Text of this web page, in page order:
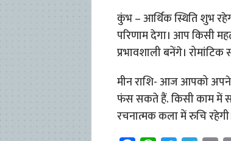
कुंभ – आर्थिक स्थिति शुभ
परिणाम देगा। आप किसी
प्रभावशाली बनेंगे।
मीन राशि- आज आपको अपने
फंस सकते हैं. किसी काम में
रचनात्मक कला में रुचि